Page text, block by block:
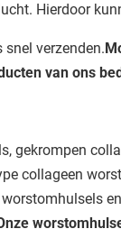
Hierdoor
verzenden.
van ons
gekrompen
collageen